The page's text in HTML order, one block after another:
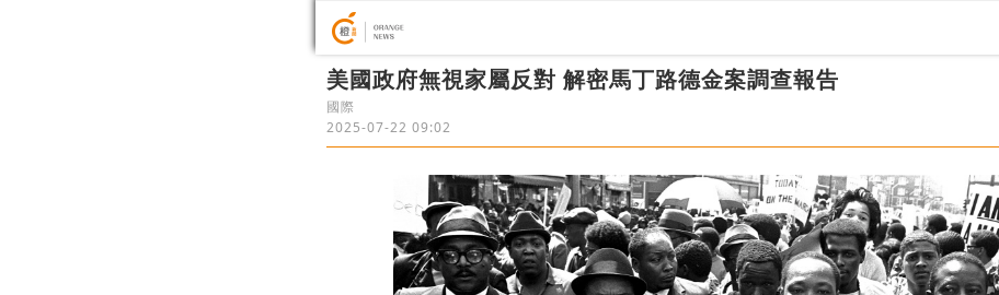
美國政府無視家屬反對 解密馬丁路德金案調查報告
國際
2025-07-22 09:02